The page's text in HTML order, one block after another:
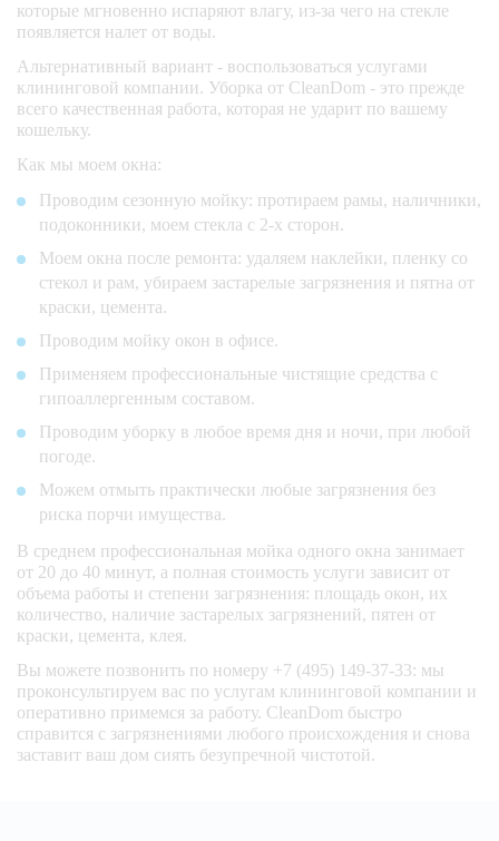
которые мгновенно испаряют влагу, из-за чего на стекле
появляется налет от воды.
Альтернативный вариант - воспользоваться услугами
клининговой компании. Уборка от CleanDom - это прежде
всего качественная работа, которая не ударит по вашему
кошельку.
Как мы моем окна:
Проводим сезонную мойку: протираем рамы, наличники,
подоконники, моем стекла с 2-х сторон.
Моем окна после ремонта: удаляем наклейки, пленку со
стекол и рам, убираем застарелые загрязнения и пятна от
краски, цемента.
Проводим мойку окон в офисе.
Применяем профессиональные чистящие средства с
гипоаллергенным составом.
Проводим уборку в любое время дня и ночи, при любой
погоде.
Можем отмыть практически любые загрязнения без
риска порчи имущества.
В среднем профессиональная мойка одного окна занимает
от 20 до 40 минут, а полная стоимость услуги зависит от
объема работы и степени загрязнения: площадь окон, их
количество, наличие застарелых загрязнений, пятен от
краски, цемента, клея.
Вы можете позвонить по номеру +7 (495) 149-37-33: мы
проконсультируем вас по услугам клининговой компании и
оперативно примемся за работу. CleanDom быстро
справится с загрязнениями любого происхождения и снова
заставит ваш дом сиять безупречной чистотой.